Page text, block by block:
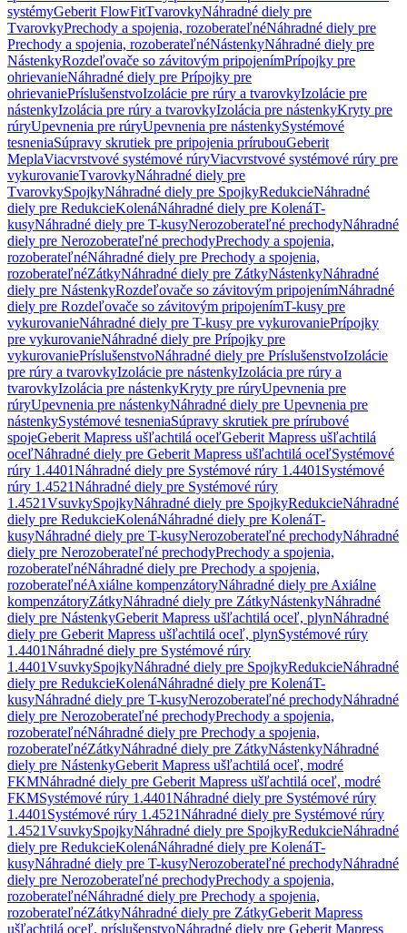
systémyGeberit FlowFitTvarovkyNáhradné diely pre
TvarovkyPrechody a spojenia, rozoberateľnéNáhradné diely pre
Prechody a spojenia, rozoberateľnéNástenkyNáhradné diely pre
NástenkyRozdeľovače so závitovým pripojenímPrípojky pre
ohrievanieNáhradné diely pre Prípojky pre
ohrievaniePríslušenstvoIzolácie pre rúry a tvarovkyIzolácie pre
nástenkyIzolácia pre rúry a tvarovkyIzolácia pre nástenkyKryty pre
rúryUpevnenia pre rúryUpevnenia pre nástenkySystémové
tesneniaSúpravy skrutiek pre pripojenia prírubouGeberit
MeplaViacvrstvové systémové rúryViacvrstvové systémové rúry pre
vykurovanieTvarovkyNáhradné diely pre
TvarovkySpojkyNáhradné diely pre SpojkyRedukcieNáhradné
diely pre RedukcieKolenáNáhradné diely pre KolenáT-
kusyNáhradné diely pre T-kusyNerozoberateľné prechodyNáhradné
diely pre Nerozoberateľné prechodyPrechody a spojenia,
rozoberateľnéNáhradné diely pre Prechody a spojenia,
rozoberateľnéZátkyNáhradné diely pre ZátkyNástenkyNáhradné
diely pre NástenkyRozdeľovače so závitovým pripojenímNáhradné
diely pre Rozdeľovače so závitovým pripojenímT-kusy pre
vykurovanieNáhradné diely pre T-kusy pre vykurovaniePrípojky
pre vykurovanieNáhradné diely pre Prípojky pre
vykurovaniePríslušenstvoNáhradné diely pre PríslušenstvoIzolácie
pre rúry a tvarovkyIzolácie pre nástenkyIzolácia pre rúry a
tvarovkyIzolácia pre nástenkyKryty pre rúryUpevnenia pre
rúryUpevnenia pre nástenkyNáhradné diely pre Upevnenia pre
nástenkySystémové tesneniaSúpravy skrutiek pre prírubové
spojeGeberit Mapress ušľachtilá oceľGeberit Mapress ušľachtilá
oceľNáhradné diely pre Geberit Mapress ušľachtilá oceľSystémové
rúry 1.4401Náhradné diely pre Systémové rúry 1.4401 Systémové
rúry 1.4521Náhradné diely pre Systémové rúry
1.4521VsuvkySpojkyNáhradné diely pre SpojkyRedukcieNáhradné
diely pre RedukcieKolenáNáhradné diely pre KolenáT-
kusyNáhradné diely pre T-kusyNerozoberateľné prechodyNáhradné
diely pre Nerozoberateľné prechodyPrechody a spojenia,
rozoberateľnéNáhradné diely pre Prechody a spojenia,
rozoberateľnéAxiálne kompenzátoryNáhradné diely pre Axiálne
kompenzátoryZátkyNáhradné diely pre ZátkyNástenkyNáhradné
diely pre NástenkyGeberit Mapress ušľachtilá oceľ, plynNáhradné
diely pre Geberit Mapress ušľachtilá oceľ, plynSystémové rúry
1.4401Náhradné diely pre Systémové rúry
1.4401VsuvkySpojkyNáhradné diely pre SpojkyRedukcieNáhradné
diely pre RedukcieKolenáNáhradné diely pre KolenáT-
kusyNáhradné diely pre T-kusyNerozoberateľné prechodyNáhradné
diely pre Nerozoberateľné prechodyPrechody a spojenia,
rozoberateľnéNáhradné diely pre Prechody a spojenia,
rozoberateľnéZátkyNáhradné diely pre ZátkyNástenkyNáhradné
diely pre NástenkyGeberit Mapress ušľachtilá oceľ, modré
FKMNáhradné diely pre Geberit Mapress ušľachtilá oceľ, modré
FKMSystémové rúry 1.4401Náhradné diely pre Systémové rúry
1.4401 Systémové rúry 1.4521Náhradné diely pre Systémové rúry
1.4521VsuvkySpojkyNáhradné diely pre SpojkyRedukcieNáhradné
diely pre RedukcieKolenáNáhradné diely pre KolenáT-
kusyNáhradné diely pre T-kusyNerozoberateľné prechodyNáhradné
diely pre Nerozoberateľné prechodyPrechody a spojenia,
rozoberateľnéNáhradné diely pre Prechody a spojenia,
rozoberateľnéZátkyNáhradné diely pre ZátkyGeberit Mapress
ušľachtilá oceľ, príslušenstvoNáhradné diely pre Geberit Mapress